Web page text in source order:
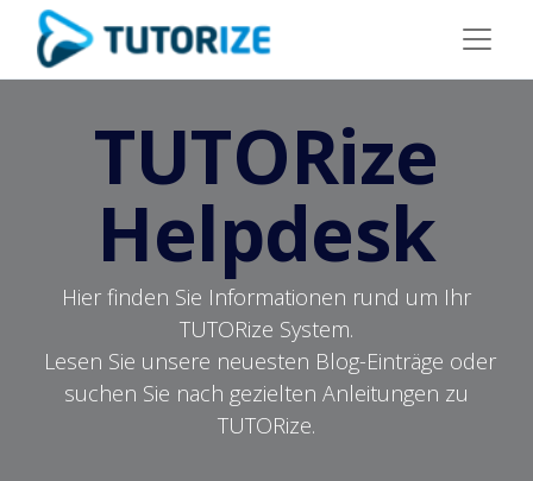
TUTORize
Helpdesk
Hier finden Sie Informationen rund um Ihr
TUTORize System.
Lesen Sie unsere neuesten Blog-Einträge oder
suchen Sie nach gezielten Anleitungen zu
TUTORize.